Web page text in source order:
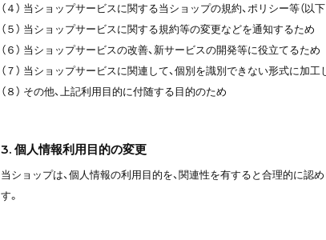
（４） 当ショップサービスに関する当ショップの規約、ポリシー等（以
（５） 当ショップサービスに関する規約等の変更などを通知するため
（６） 当ショップサービスの改善、新サービスの開発等に役立てるため
（７） 当ショップサービスに関連して、個別を識別できない形式に加
（８） その他、上記利用目的に付随する目的のため
3. 個人情報利用目的の変更
当ショップは、個人情報の利用目的を、関連性を有すると合理的に
す。